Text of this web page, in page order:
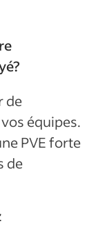
de
équipes.
PVE forte
de